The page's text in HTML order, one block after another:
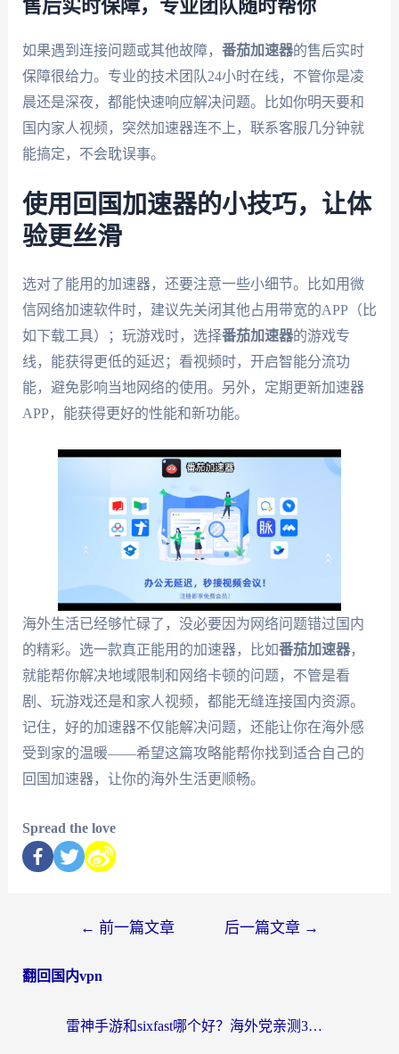
售后实时保障，专业团队随时帮你
如果遇到连接问题或其他故障， 番茄加速器的售后实时
保障很给力。专业的技术团队24小时在线，不管你是凌
晨还是深夜，都能快速响应解决问题。比如你明天要和
国内家人视频，突然加速器连不上，联系客服几分钟就
能搞定，不会耽误事。
使用回国加速器的小技巧，让体
验更丝滑
选对了能用的加速器，还要注意一些小细节。比如用微
信网络加速软件时，建议先关闭其他占用带宽的APP（比
如下载工具）；玩游戏时，选择番茄加速器的游戏专
线，能获得更低的延迟；看视频时，开启智能分流功
能，避免影响当地网络的使用。另外，定期更新加速器
APP，能获得更好的性能和新功能。
海外生活已经够忙碌了，没必要因为网络问题错过国内
的精彩。选一款真正能用的加速器，比如番茄加速器，
就能帮你解决地域限制和网络卡顿的问题，不管是看
剧、玩游戏还是和家人视频，都能无缝连接国内资源。
记住，好的加速器不仅能解决问题，还能让你在海外感
受到家的温暖——希望这篇攻略能帮你找到适合自己的
回国加速器，让你的海外生活更顺畅。
Spread the love
← 前一篇文章 后一篇文章 →
翻回国内vpn
雷神手游和sixfast哪个好？海外党亲测3款回国加速器，教你选对不踩坑